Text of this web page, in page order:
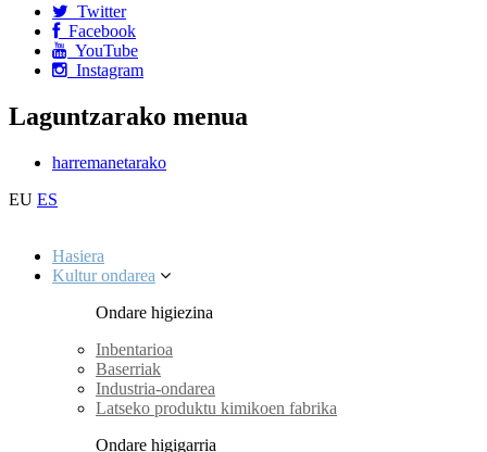
Twitter
Facebook
YouTube
Instagram
Laguntzarako menua
harremanetarako
EU ES
Hasiera
Kultur ondarea
Ondare higiezina
Inbentarioa
Baserriak
Industria-ondarea
Latseko produktu kimikoen fabrika
Ondare higigarria